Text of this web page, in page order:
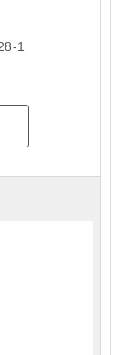
1